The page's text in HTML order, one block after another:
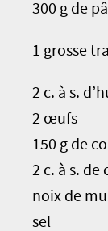
300 g de
1 grosse
2 c. à s.
2 œufs
150 g de
2 c. à s. de
noix de
sel